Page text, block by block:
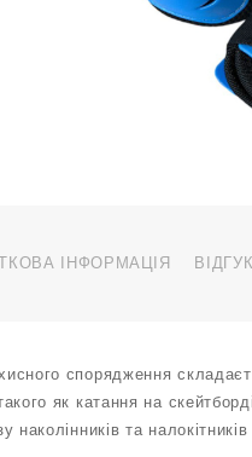
ІНФОРМАЦІЯ
спорядження
як катання на
наколінників та